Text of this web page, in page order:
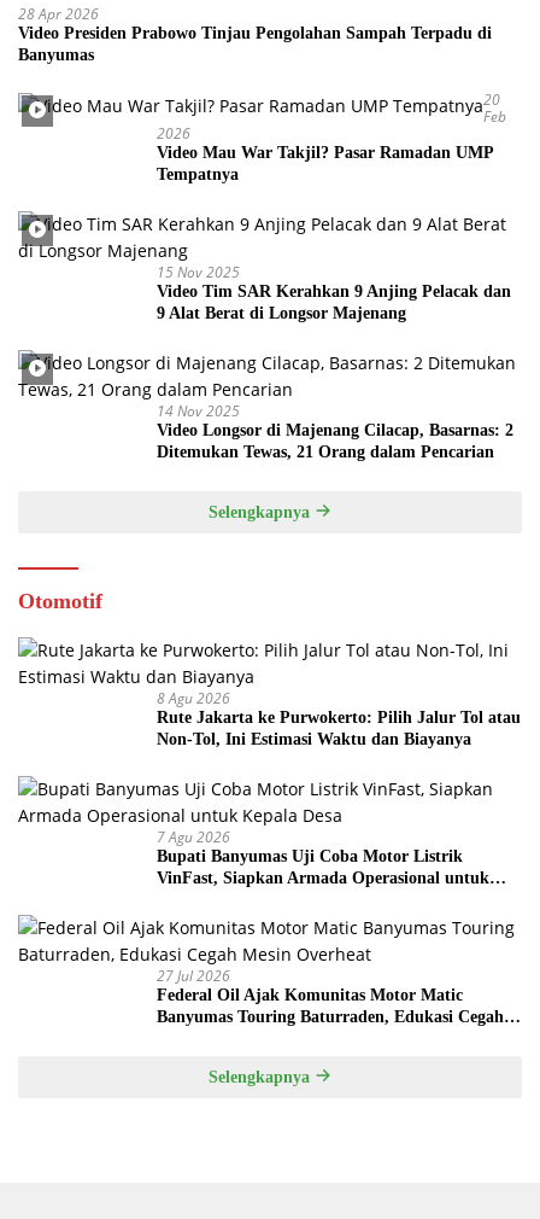
28 Apr 2026
Video Presiden Prabowo Tinjau Pengolahan Sampah Terpadu di
Banyumas
20
Feb
2026
Video Mau War Takjil? Pasar Ramadan UMP
Tempatnya
15 Nov 2025
Video Tim SAR Kerahkan 9 Anjing Pelacak dan
9 Alat Berat di Longsor Majenang
14 Nov 2025
Video Longsor di Majenang Cilacap, Basarnas: 2
Ditemukan Tewas, 21 Orang dalam Pencarian
Selengkapnya
Otomotif
8 Agu 2026
Rute Jakarta ke Purwokerto: Pilih Jalur Tol atau
Non-Tol, Ini Estimasi Waktu dan Biayanya
7 Agu 2026
Bupati Banyumas Uji Coba Motor Listrik
VinFast, Siapkan Armada Operasional untuk
27 Jul 2026
Federal Oil Ajak Komunitas Motor Matic
Banyumas Touring Baturraden, Edukasi Cegah
Selengkapnya